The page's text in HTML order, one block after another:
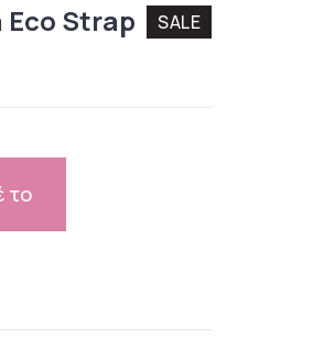
Strap
SALE
το